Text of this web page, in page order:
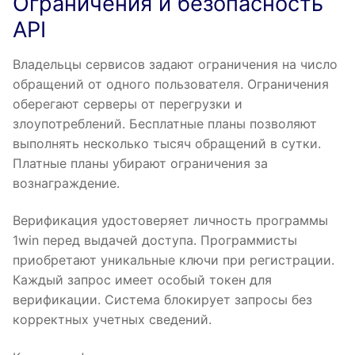
API
Владельцы сервисов задают ограничения на число
обращений от одного пользователя. Ограничения
оберегают серверы от перегрузки и
злоупотреблений. Бесплатные планы позволяют
выполнять несколько тысяч обращений в сутки.
Платные планы убирают ограничения за
вознаграждение.
Верификация удостоверяет личность программы
1win перед выдачей доступа. Программисты
приобретают уникальные ключи при регистрации.
Каждый запрос имеет особый токен для
верификации. Система блокирует запросы без
корректных учетных сведений.